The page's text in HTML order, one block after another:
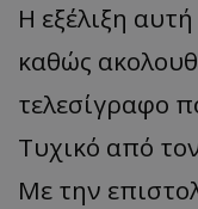
​Η εξέλιξη
καθώς
τελεσίγραφο
Τυχικό από
Με την